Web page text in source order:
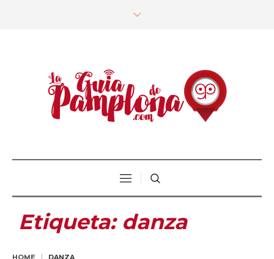
Etiqueta: danza
HOME DANZA